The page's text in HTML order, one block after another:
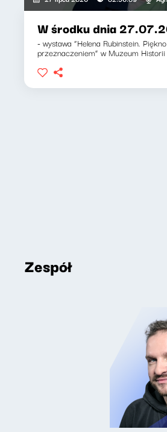
W środku dnia
- wystawa “Helena Rubinstein.
przeznaczeniem” w Muzeum
Zespół